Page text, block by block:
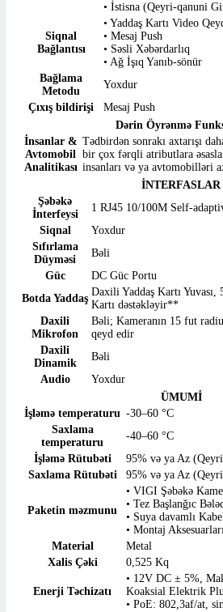
• İstisna (Qeyri-qanuni
Siqnal
Bağlantısı
• Yaddaş Kartı Video
• Mesaj Push
• Səsli Xəbərdarlıq
• Ağ İşıq Yanıb-sönür
Bağlama
Metodu
Yoxdur
Çıxış bildirişi
Mesaj Push
Dərin Öyrənmə
İnsanlar &
Avtomobil
Analitikası
Tədbirdən sonrakı axtarışı
bir çox fərqli atributlara
insanları və ya avtomobilləri
İNTERFASLAR
Şəbəkə
İnterfeysi
1 RJ45 10/100M Self-
Siqnal
Yoxdur
Sıfırlama
Düyməsi
Bəli
Güc
DC Güc Portu
Botda Yaddaş
Daxili Yaddaş Kartı
Kartı dəstəkləyir**
Daxili
Mikrofon
Bəli; Kameranın 15 fut
qeyd edir
Daxili
Dinamik
Bəli
Audio
Yoxdur
ÜMUMİ
İşləmə temperaturu -30–60 °C
Saxlama
temperaturu
-40–60 °C
İşləmə Rütubəti
95% və ya Az
Saxlama Rütubəti
95% və ya Az
Paketin məzmunu
• VIGI Şəbəkə
• Tez Başlanğıc
• Suya davamlı
• Montaj
Material
Metal
Xalis Çəki
0,525 Kq
Enerji Təchizatı
• 12V DC ± 5%,
Koaksial Elektrik
• PoE: 802,3af/at,